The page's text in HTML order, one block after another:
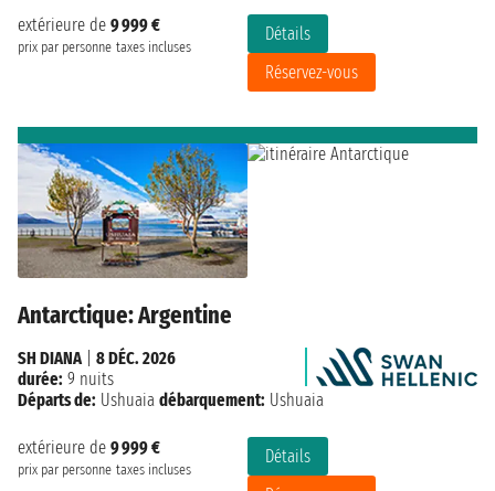
extérieure de 9 999 €
prix par personne taxes incluses
Détails
Réservez-vous
Antarctique: Argentine
extérieure de 9 999 €
prix par personne taxes incluses
Détails
SH DIANA
8 DÉC. 2026
durée: 9 nuits
Départs de: Ushuaia débarquement: Ushuaia